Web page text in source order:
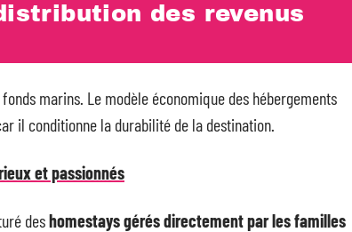
des revenus
marins. Le modèle économique des hébergements
il conditionne la durabilité de la destination.
et passionnés
deshomestays gérés directement par les familles